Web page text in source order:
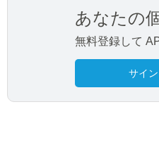
あなたの
無料登録して
サイ